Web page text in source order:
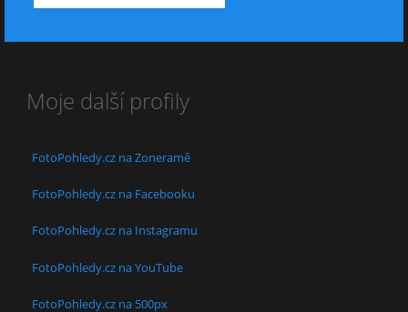
Moje další profily
FotoPohledy.cz na Zoneramě
FotoPohledy.cz na Facebooku
FotoPohledy.cz na Instagramu
FotoPohledy.cz na YouTube
FotoPohledy.cz na 500px